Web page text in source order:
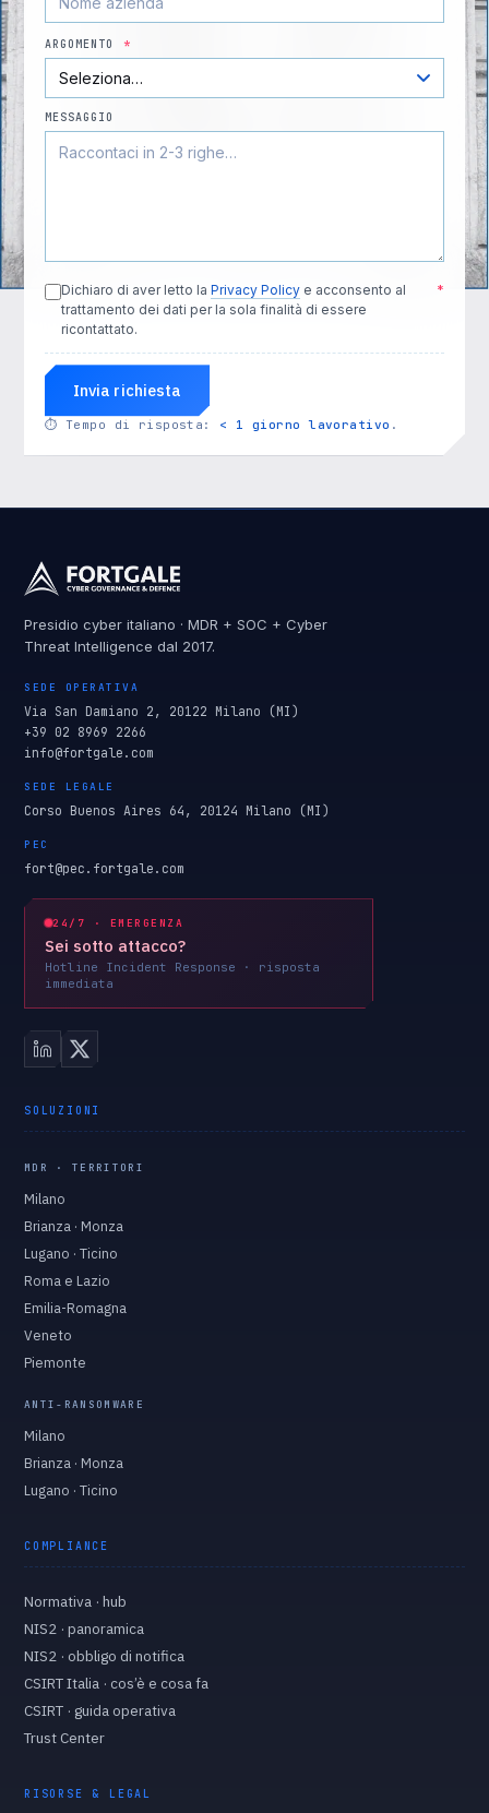
ARGOMENTO *
MESSAGGIO
Dichiaro di aver letto la Privacy Policy e acconsento al
trattamento dei dati per la sola finalità di essere
ricontattato.
*
Invia richiesta
⏱ Tempo di risposta: < 1 giorno lavorativo .
Presidio cyber italiano · MDR + SOC + Cyber
Threat Intelligence dal 2017.
SEDE OPERATIVA
Via San Damiano 2, 20122 Milano (MI)
+39 02 8969 2266
info@fortgale.com
SEDE LEGALE
Corso Buenos Aires 64, 20124 Milano (MI)
PEC
fort@pec.fortgale.com
24/7 · EMERGENZA
Sei sotto attacco?
Hotline Incident Response · risposta
immediata
SOLUZIONI
MDR · TERRITORI
Milano
Brianza · Monza
Lugano · Ticino
Roma e Lazio
Emilia-Romagna
Veneto
Piemonte
ANTI-RANSOMWARE
Milano
Brianza · Monza
Lugano · Ticino
COMPLIANCE
Normativa · hub
NIS2 · panoramica
NIS2 · obbligo di notifica
CSIRT Italia · cos’è e cosa fa
CSIRT · guida operativa
Trust Center
RISORSE & LEGAL